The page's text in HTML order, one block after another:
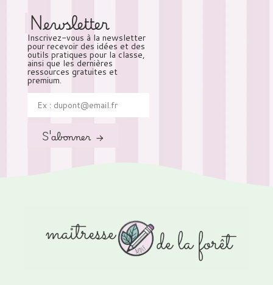
Newsletter
Inscrivez-vous à la newsletter
pour recevoir des idées et des
outils pratiques pour la classe,
ainsi que les dernières
ressources gratuites et
premium.
S'abonner →